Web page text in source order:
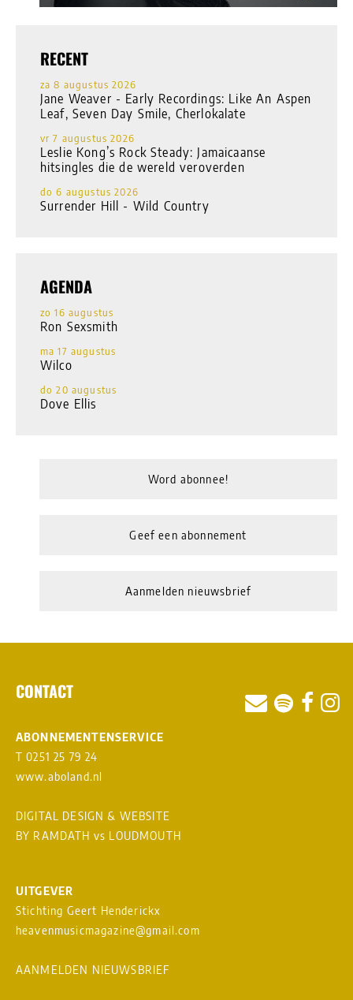
RECENT
za 8 augustus 2026
Jane Weaver - Early Recordings: Like An Aspen
Leaf, Seven Day Smile, Cherlokalate
vr 7 augustus 2026
Leslie Kong’s Rock Steady: Jamaicaanse
hitsingles die de wereld veroverden
do 6 augustus 2026
Surrender Hill - Wild Country
AGENDA
zo 16 augustus
Ron Sexsmith
ma 17 augustus
Wilco
do 20 augustus
Dove Ellis
Word abonnee!
Geef een abonnement
Aanmelden nieuwsbrief
CONTACT
ABONNEMENTENSERVICE
T 0251 25 79 24
www.aboland.nl
DIGITAL DESIGN & WEBSITE
BY RAMDATH vs LOUDMOUTH
UITGEVER
Stichting Geert Henderickx
heavenmusicmagazine@gmail.com
AANMELDEN NIEUWSBRIEF